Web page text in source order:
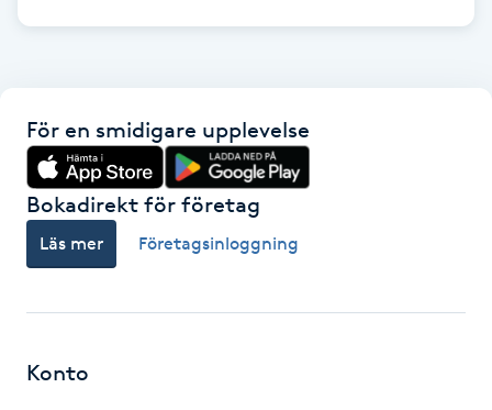
Hudvård
Hyperhidros
Hypnos
Hårborttagning
För en smidigare upplevelse
Bokadirekt för företag
Läs mer Företagsinloggning
Konto